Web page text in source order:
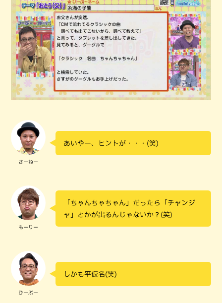
さーねー
あいやー、ヒントが・・・(笑)
もーりー
「ちゃんちゃちゃん」だったら「チャンジ
ャ」とかが出るんじゃないか？(笑)
ひーぷー
しかも平仮名(笑)